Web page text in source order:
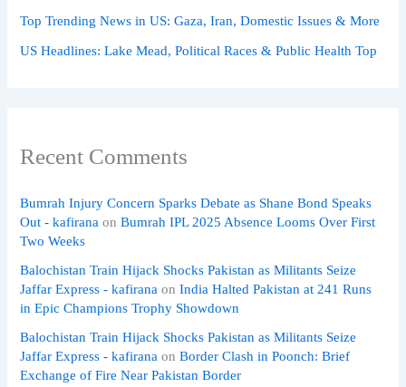
Top Trending News in US: Gaza, Iran, Domestic Issues & More
US Headlines: Lake Mead, Political Races & Public Health Top
Recent Comments
Bumrah Injury Concern Sparks Debate as Shane Bond Speaks
Out - kafirana onBumrah IPL 2025 Absence Looms Over First
Two Weeks
Balochistan Train Hijack Shocks Pakistan as Militants Seize
Jaffar Express - kafirana onIndia Halted Pakistan at 241 Runs
in Epic Champions Trophy Showdown
Balochistan Train Hijack Shocks Pakistan as Militants Seize
Jaffar Express - kafirana onBorder Clash in Poonch: Brief
Exchange of Fire Near Pakistan Border